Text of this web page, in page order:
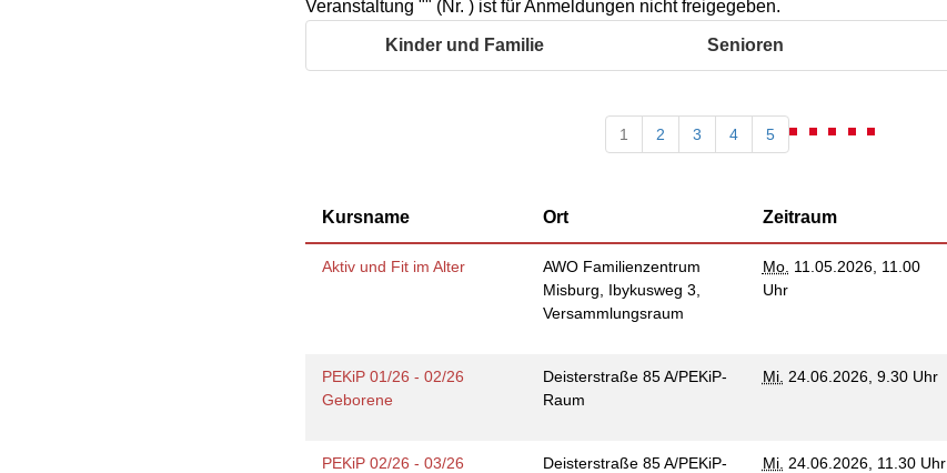
Wohnen
Beratung für Frauen bei
häuslicher Gewalt
Frauenhaus in der
Kommunikation und
Teilhabe
Veranstaltung "" (Nr. ) ist für Anmeldungen nicht freigegeben.
Kinder und Familie Senioren
1 2 3 4 5
Kursname Ort Zeitraum
Aktiv und Fit im Alter
AWO Familienzentrum
Misburg, Ibykusweg 3,
Versammlungsraum
Mo. 11.05.2026, 11.00
Uhr
PEKiP 01/26 - 02/26
Geborene
Deisterstraße 85 A/PEKiP-
Raum
Mi. 24.06.2026, 9.30 Uhr
PEKiP 02/26 - 03/26
Deisterstraße 85 A/PEKiP-
Mi. 24.06.2026, 11.30 Uhr